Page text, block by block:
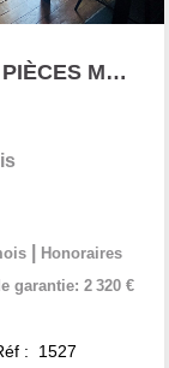
RUE HENRI POINCARE - 2 PIÈCES MEUBLÉ - 35 M²
Honoraires
garantie: 2 320 €
: 1527